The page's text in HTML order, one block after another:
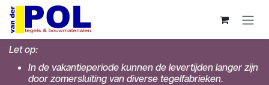
Overslaan naar inhoud
Let op:
In de vakantieperiode kunnen de levertijden langer zijn
door zomersluiting van diverse tegelfabrieken.